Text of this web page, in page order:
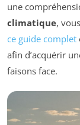
une
climatique,
ce guide complet
afin d’acquérir
faisons face.